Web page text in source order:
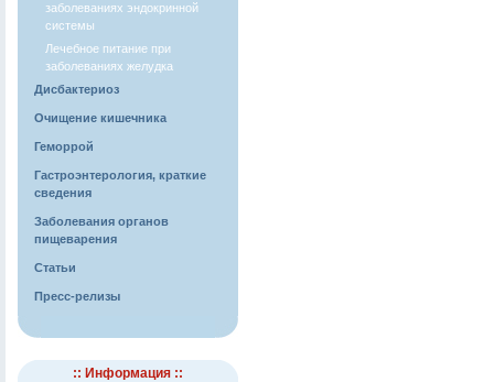
заболеваниях эндокринной
системы
Лечебное питание при
заболеваниях желудка
Дисбактериоз
Очищение кишечника
Геморрой
Гастроэнтерология, краткие
сведения
Заболевания органов
пищеварения
Статьи
Пресс-релизы
:: Информация ::